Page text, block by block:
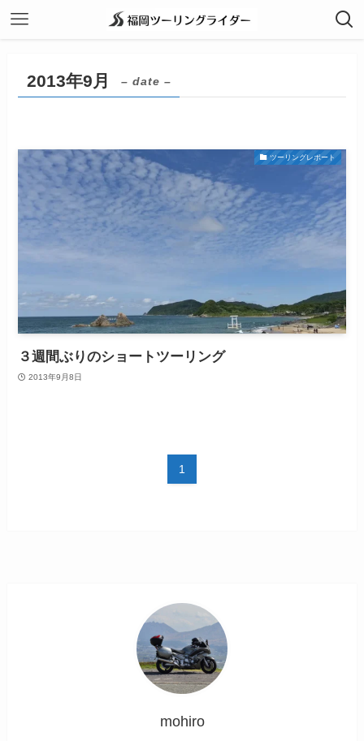
2013年9月 – date –
ツーリングレポート
３週間ぶりのショートツーリング
2013年9月8日
1
mohiro